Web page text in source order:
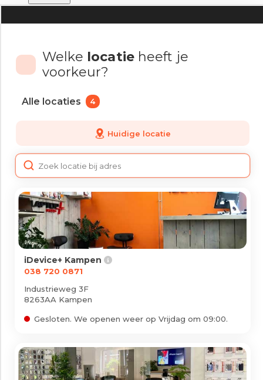
Reparaties
iPhone
iPad
Overig
Vraag offerte aan
Bekijk alle prijzen
Producten
iPhone
Accessoires
Bekijk alle producten
Welke locatieheeft je
voorkeur?
Alle locaties 4
Huidige locatie
iDevice+ Kampen
038 720 0871
Industrieweg 3F
8263AA Kampen
Gesloten. We openen weer op Vrijdag om 09:00.